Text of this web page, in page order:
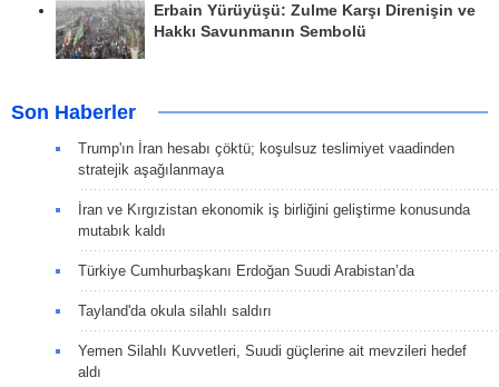
Erbain Yürüyüşü: Zulme Karşı Direnişin ve
Hakkı Savunmanın Sembolü
Son Haberler
Trump'ın İran hesabı çöktü; koşulsuz teslimiyet vaadinden
stratejik aşağılanmaya
İran ve Kırgızistan ekonomik iş birliğini geliştirme konusunda
mutabık kaldı
Türkiye Cumhurbaşkanı Erdoğan Suudi Arabistan’da
Tayland'da okula silahlı saldırı
Yemen Silahlı Kuvvetleri, Suudi güçlerine ait mevzileri hedef
aldı